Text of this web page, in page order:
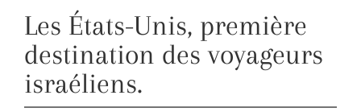
Les États-Unis, première
destination des voyageurs
israéliens.